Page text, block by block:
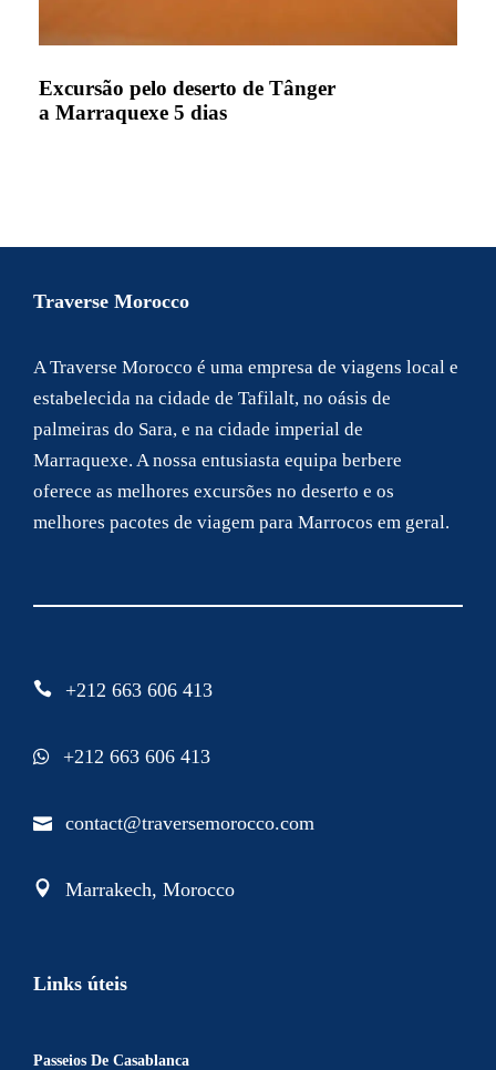
Excursão pelo deserto de Tânger
a Marraquexe 5 dias
Traverse Morocco
A Traverse Morocco é uma empresa de viagens local e
estabelecida na cidade de Tafilalt, no oásis de
palmeiras do Sara, e na cidade imperial de
Marraquexe. A nossa entusiasta equipa berbere
oferece as melhores excursões no deserto e os
melhores pacotes de viagem para Marrocos em geral.
+212 663 606 413
+212 663 606 413
contact@traversemorocco.com
Marrakech, Morocco
Links úteis
Passeios De Casablanca